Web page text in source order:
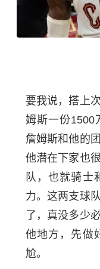
要我说，搭上
姆斯一份1500
詹姆斯和他的
他潜在下家也
队，也就骑士
力。这两支球
了，真没多少
他地方，先做
尬。